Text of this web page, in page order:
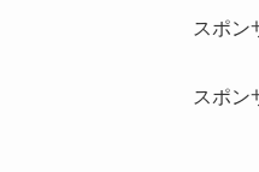
スポン
スポン